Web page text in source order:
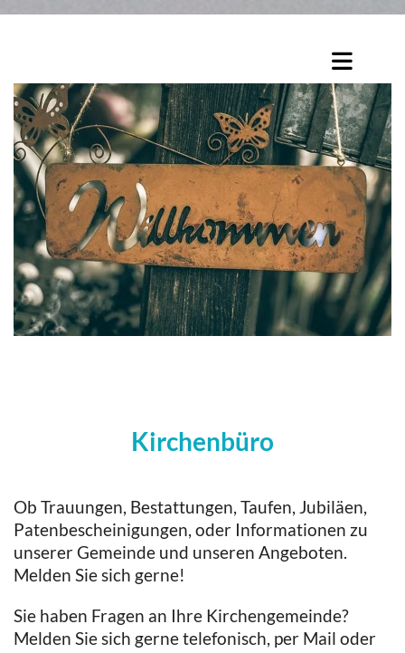
Kirchenbüro
Ob Trauungen, Bestattungen, Taufen, Jubiläen,
Patenbescheinigungen, oder Informationen zu
unserer Gemeinde und unseren Angeboten.
Melden Sie sich gerne!
Sie haben Fragen an Ihre Kirchengemeinde?
Melden Sie sich gerne telefonisch, per Mail oder